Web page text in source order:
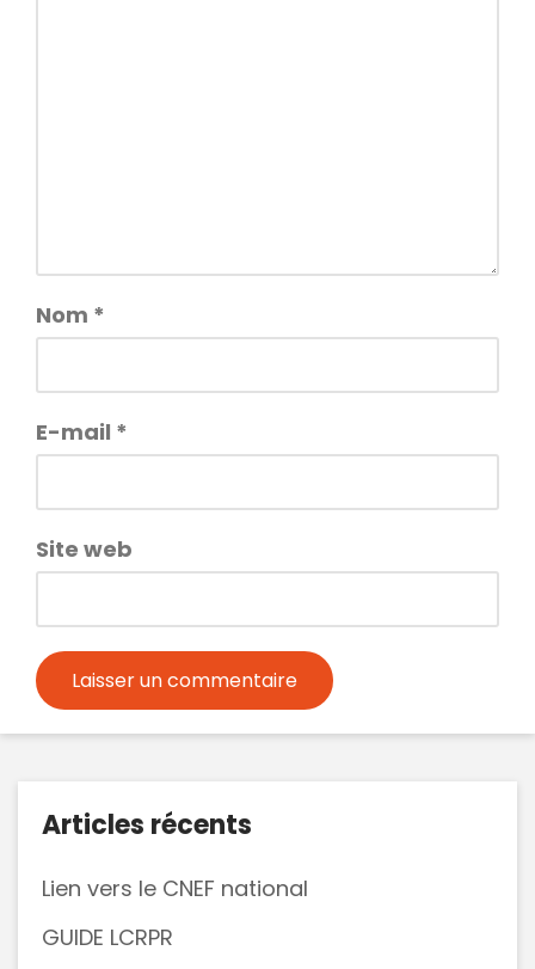
Nom *
E-mail *
Site web
Articles récents
Lien vers le CNEF national
GUIDE LCRPR